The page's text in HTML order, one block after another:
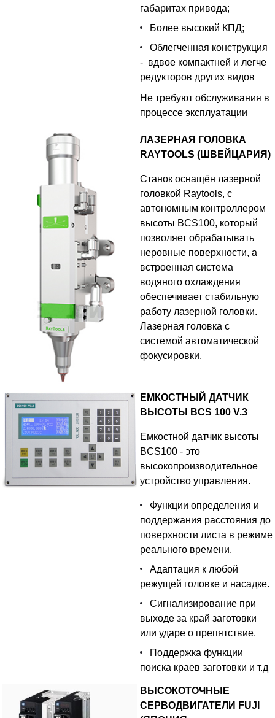
габаритах привода;
Более высокий КПД;
Облегченная конструкция
- вдвое компактней и легче
редукторов других видов
Не требуют обслуживания в
процессе эксплуатации
ЛАЗЕРНАЯ ГОЛОВКА
RAYTOOLS (ШВЕЙЦАРИЯ)
Станок оснащён лазерной
головкой Raytools, с
автономным контроллером
высоты BCS100, который
позволяет обрабатывать
неровные поверхности, а
встроенная система
водяного охлаждения
обеспечивает стабильную
работу лазерной головки.
Лазерная головка с
системой автоматической
фокусировки.
ЕМКОСТНЫЙ ДАТЧИК
ВЫСОТЫ BCS 100 V.3
Емкостной датчик высоты
BCS100 - это
высокопроизводительное
устройство управления.
Функции определения и
поддержания расстояния до
поверхности листа в режиме
реального времени.
Адаптация к любой
режущей головке и насадке.
Сигнализирование при
выходе за край заготовки
или ударе о препятствие.
Поддержка функции
поиска краев заготовки и т.д
ВЫСОКОТОЧНЫЕ
СЕРВОДВИГАТЕЛИ FUJI